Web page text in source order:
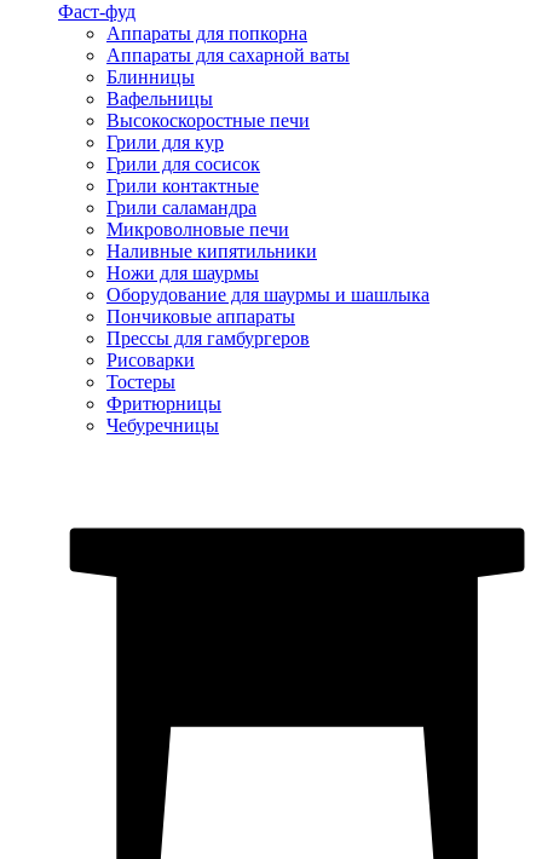
Фаст-фуд
Аппараты для попкорна
Аппараты для сахарной ваты
Блинницы
Вафельницы
Высокоскоростные печи
Грили для кур
Грили для сосисок
Грили контактные
Грили саламандра
Микроволновые печи
Наливные кипятильники
Ножи для шаурмы
Оборудование для шаурмы и шашлыка
Пончиковые аппараты
Прессы для гамбургеров
Рисоварки
Тостеры
Фритюрницы
Чебуречницы